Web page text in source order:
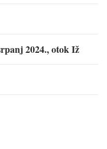
2024., otok Iž